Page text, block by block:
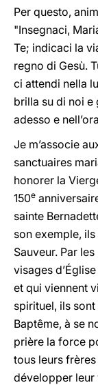
Per questo,
"Insegnaci,
Te; indicaci la
regno di Gesù.
ci attendi nella
brilla su di noi
adesso e
Je m’associe
sanctuaires
honorer la
150e
sainte
son exemple,
Sauveur. Par
visages
et qui viennent
spirituel, ils
Baptême, à se
prière la force
tous leurs
développer leur